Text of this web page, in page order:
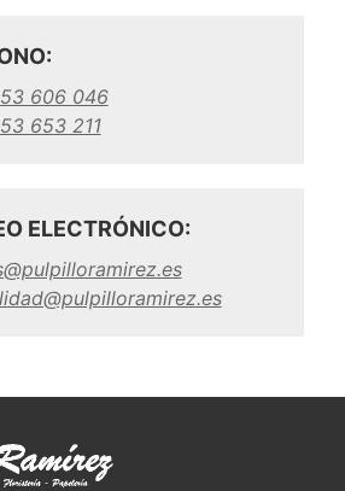
606 046
653 211
ELECTRÓNICO: